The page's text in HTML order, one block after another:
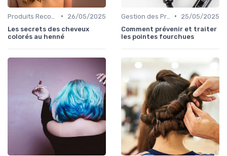
•
26/05/2025
Les secrets des cheveux
colorés au henné
•
25/05/2025
Comment prévenir et traiter
les pointes fourchues